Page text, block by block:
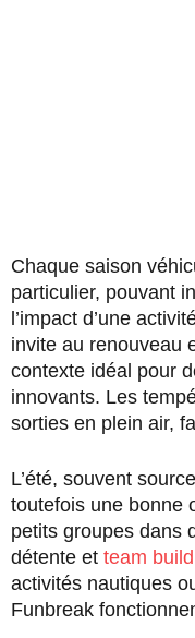
Chaque saison
particulier, pouvant
l’impact d’une
invite au renouveau
contexte idéal pour
innovants. Les
sorties en plein air,
L’été, souvent
toutefois une bonne
petits groupes dans
détente et team
activités nautiques
Funbreak